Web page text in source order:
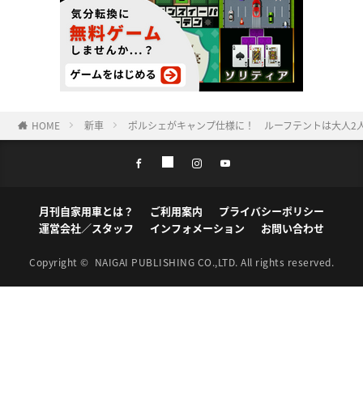
HOME 新車 ポルシェがキャンプ仕様に！ ルーフテントは大人2
月刊自家用車とは？ ご利用案内
プライバシーポリシー
運営会社／スタッフ
インフォメーション お問い合わせ
Copyright © NAIGAI PUBLISHING CO.,LTD. All rights reserved.